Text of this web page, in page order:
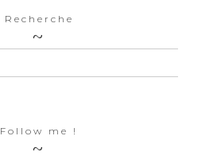
Recherche
SEARCH
Follow me !